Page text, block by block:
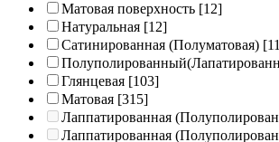
Матовая поверхность [12]
Натуральная [12]
Сатинированная (Полуматовая)
Глянцевая [103]
Матовая [315]
Лаппатированная
Лаппатированная